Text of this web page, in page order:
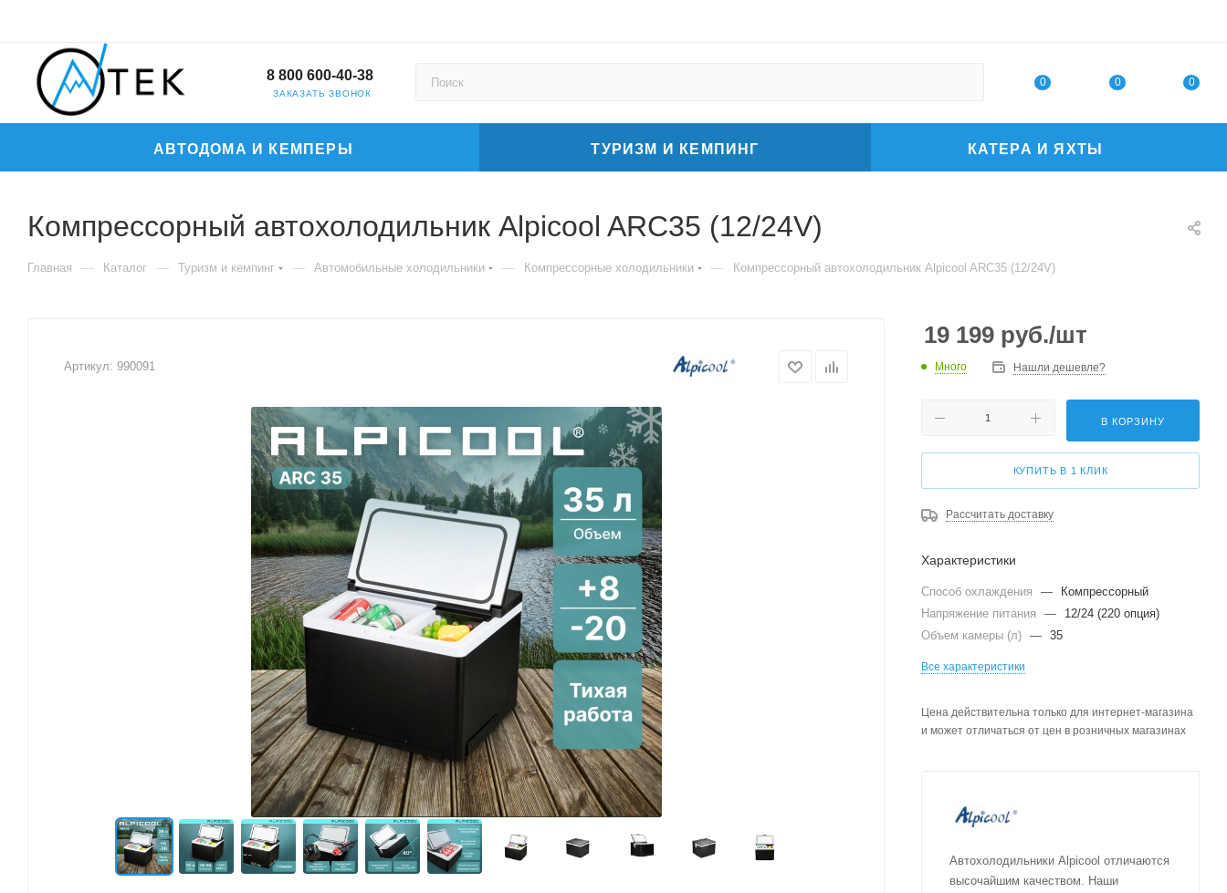
8 800 600-40-38
ЗАКАЗАТЬ ЗВОНОК
0 0 0
АВТОДОМА И КЕМПЕРЫ ТУРИЗМ И КЕМПИНГ КАТЕРА И ЯХТЫ
Компрессорный автохолодильник Alpicool ARC35 (12/24V)
Главная — Каталог — Туризм и кемпинг — Автомобильные холодильники — Компрессорные холодильники — Компрессорный автохолодильник Alpicool ARC35 (12/24V)
Артикул: 990091
19 199 руб./шт
Много Нашли дешевле?
В КОРЗИНУ
КУПИТЬ В 1 КЛИК
Рассчитать доставку
Характеристики
Способ охлаждения —
Компрессорный
Напряжение питания
—
12/24 (220 опция)
Объем камеры (л) — 35
Все характеристики
Цена действительна только для интернет-магазина
и может отличаться от цен в розничных магазинах
Автохолодильники Alpicool отличаются
высочайшим качеством. Наши